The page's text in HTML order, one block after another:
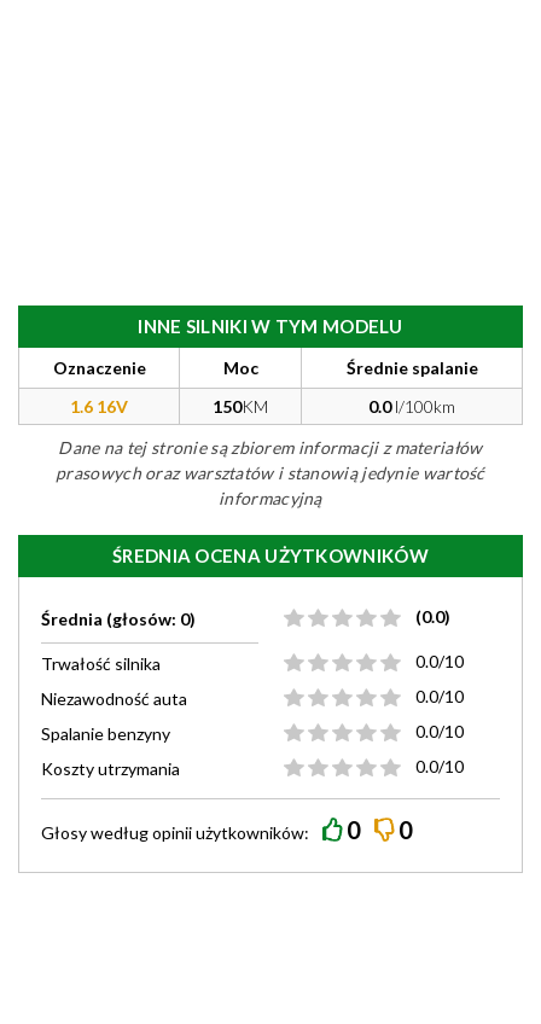
INNE SILNIKI W TYM MODELU
Oznaczenie Moc
Średnie spalanie
1.6 16V
150KM 0.0l/100km
Dane na tej stronie są zbiorem informacji z materiałów
prasowych oraz warsztatów i stanowią jedynie wartość
informacyjną
ŚREDNIA OCENA UŻYTKOWNIKÓW
Średnia (głosów: 0) (0.0)
Trwałość silnika
0.0/10
Niezawodność auta
0.0/10
Spalanie benzyny
0.0/10
Koszty utrzymania
0.0/10
Głosy wedługopiniiużytkowników: 0 0